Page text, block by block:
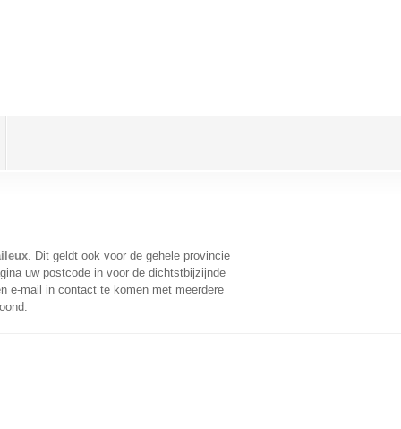
. Dit geldt ook voor de gehele provincie
uw postcode in voor de dichtstbijzijnde
e-mail in contact te komen met meerdere